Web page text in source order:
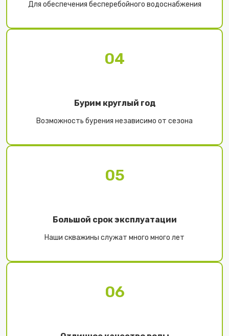
Для обеспечения бесперебойного водоснабжения
04
Бурим круглый год
Возможность бурения независимо от сезона
05
Большой срок эксплуатации
Наши скважины служат много много лет
06